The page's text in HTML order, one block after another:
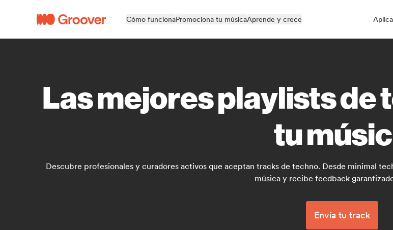
Cómo funcionaPromociona tu músicaAprende y crece
Las mejores playlists de
tu
Descubre profesionales y curadores activos que aceptan tracks de techno. Desde minimal
música y recibe feedback
Envía tu track